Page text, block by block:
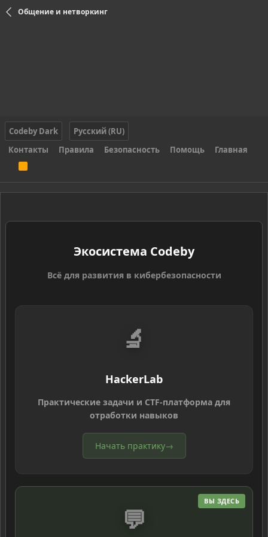
Общение и нетворкинг
Codeby Dark
Русский (RU)
Контакты
Правила Безопасность Помощь Главная
S
Экосистема Codeby
Всё для развития в кибербезопасности
🔬
HackerLab
Практические задачи и CTF-платформа для
отработки навыков
Начать практику→
ВЫ ЗДЕСЬ
💬